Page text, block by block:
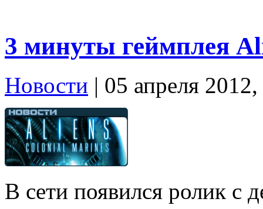
3 минуты геймплея
Новости | 05 апреля
В сети появился ролик с